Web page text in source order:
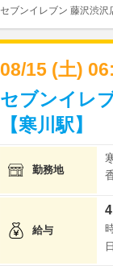
セブンイレブン 藤沢渋沢
08/15 (土)
セブンイレ
【寒川駅】
勤務地
給与